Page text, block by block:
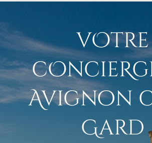
vOtre
Avignon
Gard